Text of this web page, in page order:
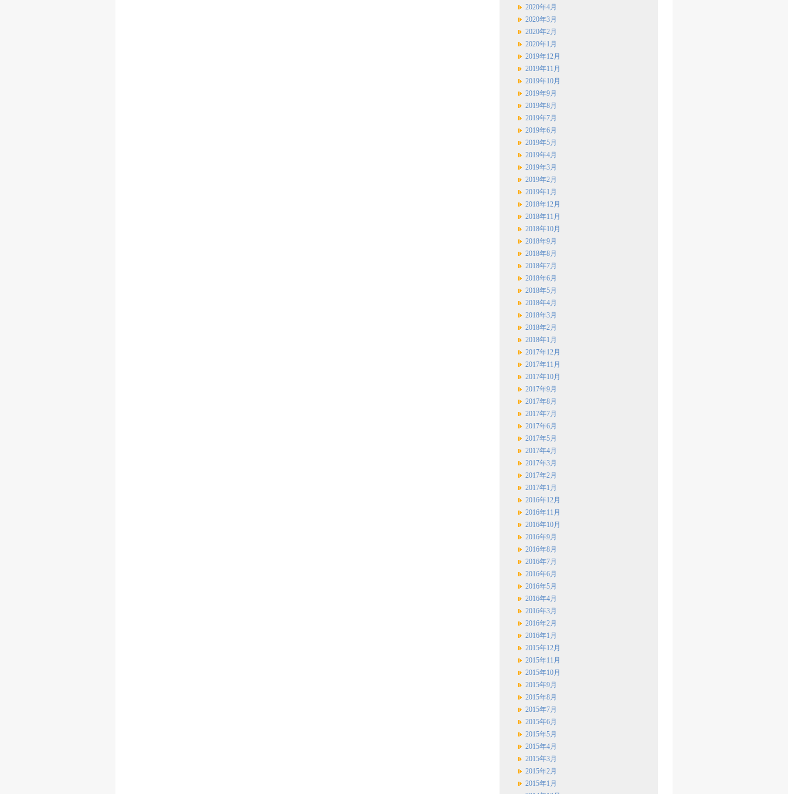
2020年4月
2020年3月
2020年2月
2020年1月
2019年12月
2019年11月
2019年10月
2019年9月
2019年8月
2019年7月
2019年6月
2019年5月
2019年4月
2019年3月
2019年2月
2019年1月
2018年12月
2018年11月
2018年10月
2018年9月
2018年8月
2018年7月
2018年6月
2018年5月
2018年4月
2018年3月
2018年2月
2018年1月
2017年12月
2017年11月
2017年10月
2017年9月
2017年8月
2017年7月
2017年6月
2017年5月
2017年4月
2017年3月
2017年2月
2017年1月
2016年12月
2016年11月
2016年10月
2016年9月
2016年8月
2016年7月
2016年6月
2016年5月
2016年4月
2016年3月
2016年2月
2016年1月
2015年12月
2015年11月
2015年10月
2015年9月
2015年8月
2015年7月
2015年6月
2015年5月
2015年4月
2015年3月
2015年2月
2015年1月